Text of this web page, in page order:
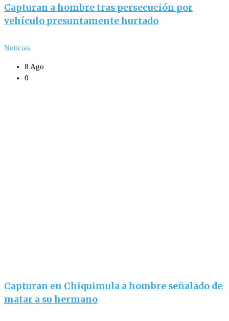
Capturan a hombre tras persecución por
vehículo presuntamente hurtado
Noticias
8 Ago
0
Capturan en Chiquimula a hombre señalado de
matar a su hermano